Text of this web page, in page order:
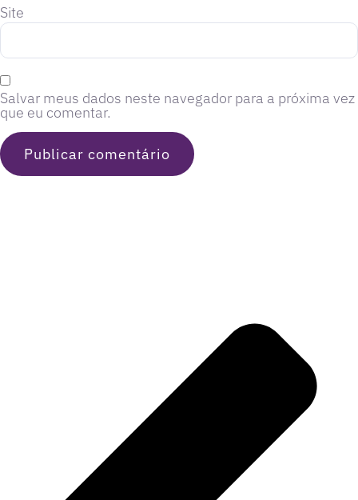
Site
Salvar meus dados neste navegador para a próxima vez
que eu comentar.